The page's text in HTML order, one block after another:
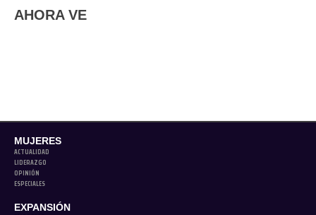
AHORA VE
MUJERES
ACTUALIDAD
LIDERAZGO
OPINIÓN
ESPECIALES
EXPANSIÓN